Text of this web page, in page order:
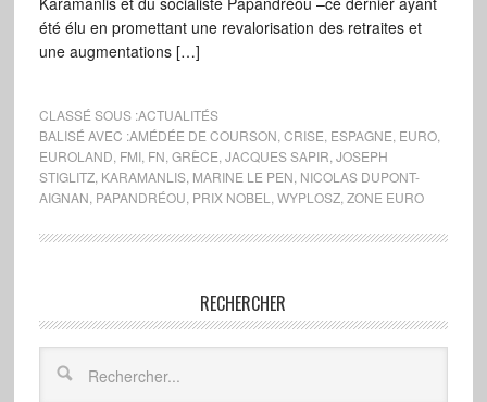
été élu en promettant une revalorisation des retraites et
une augmentations […]
CLASSÉ SOUS :ACTUALITÉS
BALISÉ AVEC :AMÉDÉE DE COURSON CRISE ESPAGNE EURO,
EUROLAND FMI, FN GRÈCE JACQUES SAPIR JOSEPH
STIGLITZ, KARAMANLIS, MARINE LE PEN NICOLAS DUPONT-
AIGNAN PAPANDRÉOU PRIX NOBEL WYPLOSZ, ZONE EURO
RECHERCHER